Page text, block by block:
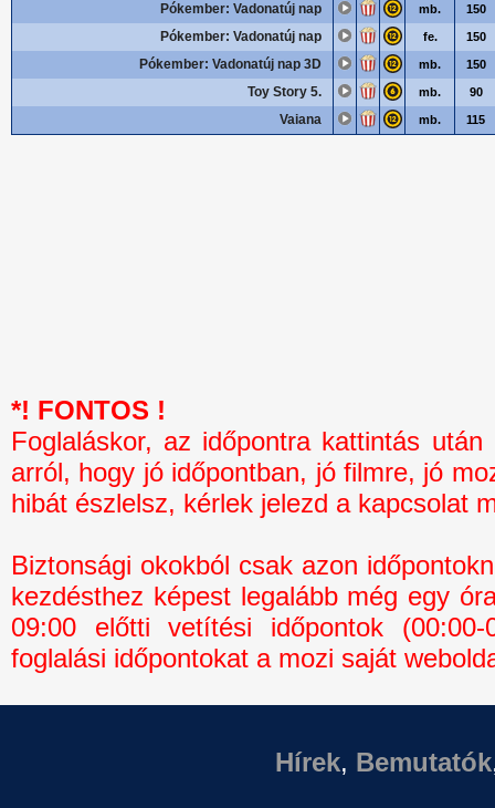
Pókember: Vadonatúj nap mb. 150
Pókember: Vadonatúj nap fe. 150
Pókember: Vadonatúj nap 3D mb. 150
Toy Story 5. mb. 90
Vaiana mb. 115
*! FONTOS !
Foglaláskor, az időpontra kattintás
arról, hogy jó időpontban, jó filmre, jó
hibát észlelsz, kérlek jelezd a kapcsolat
Biztonsági okokból csak azon
kezdésthez képest legalább még egy
09:00 előtti vetítési időpontok
foglalási időpontokat a mozi saját
Hírek, Bemutatók